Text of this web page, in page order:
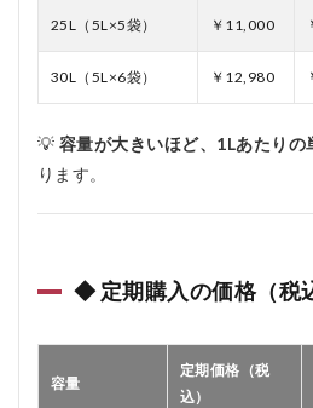
25L（5L×5袋） ￥11,000
30L（5L×6袋） ￥12,980
💡 容量が大きいほど、1Lあたりの
ります。
◆ 定期購入の価格（税
容量
定期価格（税
込）